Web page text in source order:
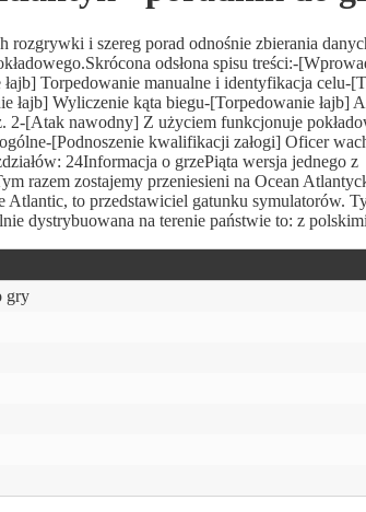
i szereg porad odnośnie zbierania
odsłona spisu treści:-
Torpedowanie manualne i identyfikacja celu-
łajb] Wyliczenie kąta biegu-[Torpedowanie łajb]
2-[Atak nawodny] Z użyciem funkcjonuje
[Podnoszenie kwalifikacji załogi] Oficer
24Informacja o grzePiąta wersja jednego z
razem zostajemy przeniesieni na Ocean
to przedstawiciel gatunku symulatorów.
dystrybuowana na terenie państwie to: z
gry